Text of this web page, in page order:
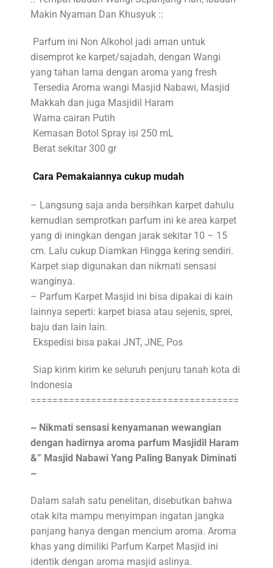
Makin Nyaman Dan Khusyuk ::
Parfum ini Non Alkohol jadi aman untuk
disemprot ke karpet/sajadah, dengan Wangi
yang tahan lama dengan aroma yang fresh
Tersedia Aroma wangi Masjid Nabawi, Masjid
Makkah dan juga Masjidil Haram
Warna cairan Putih
Kemasan Botol Spray isi 250 mL
Berat sekitar 300 gr
Cara Pemakaiannya cukup mudah
– Langsung saja anda bersihkan karpet dahulu
kemudian semprotkan parfum ini ke area karpet
yang di iningkan dengan jarak sekitar 10 – 15
cm. Lalu cukup Diamkan Hingga kering sendiri.
Karpet siap digunakan dan nikmati sensasi
wanginya.
– Parfum Karpet Masjid ini bisa dipakai di kain
lainnya seperti: karpet biasa atau sejenis, sprei,
baju dan lain lain.
Ekspedisi bisa pakai JNT, JNE, Pos
Siap kirim kirim ke seluruh penjuru tanah kota di
Indonesia
======================================
~ Nikmati sensasi kenyamanan wewangian
dengan hadirnya aroma parfum Masjidil Haram
&” Masjid Nabawi Yang Paling Banyak Diminati
~
Dalam salah satu penelitan, disebutkan bahwa
otak kita mampu menyimpan ingatan jangka
panjang hanya dengan mencium aroma. Aroma
khas yang dimiliki Parfum Karpet Masjid ini
identik dengan aroma masjid aslinya.